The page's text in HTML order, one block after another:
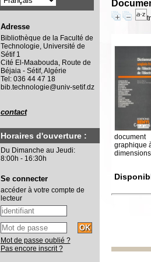
document
graphique
dimensions
Adresse
Bibliothèque de la Faculté de
Technologie, Université de
Sétif 1
Cité El-Maabouda, Route de
Béjaia - Sétif, Algérie
Tel: 036 44 47 18
bib.technologie@univ-setif.dz
contact
Horaires d'ouverture :
Du Dimanche au Jeudi:
8:00h - 16:30h
Se connecter
accéder à votre compte de
lecteur
Mot de passe oublié ?
Pas encore inscrit ?